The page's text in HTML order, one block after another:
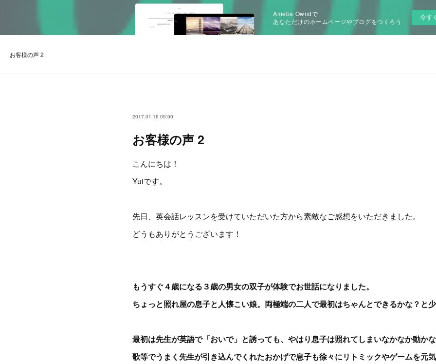
Ameba Owndで
あなただけのホームページやブログをつくろう
今す
お客様の声 2
2017.01.16 05:00
お客様の声 2
こんにちは！
Yuiです。
先日、英会話レッスンを受けていただいた方から素敵なご感想をいただきました。
どうもありがとうございます！
もうすぐ４歳になる３歳の男女の双子が体験でお世話になりました。
ちょっと照れ屋の息子と人懐こい娘。両極端の二人で最初はちゃんとできるかな？と少
最初は先生が英語で「おいで」と誘っても、やはり息子は照れてしまいなかなか動か
歌等でうまく先生が引き込んでくれたおかげで息子も徐々にリトミックやゲームを元